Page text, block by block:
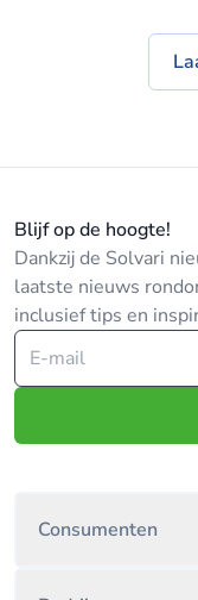
Blijf op de hoogte!
Dankzij de Solvari
laatste nieuws
inclusief tips en
Consumenten